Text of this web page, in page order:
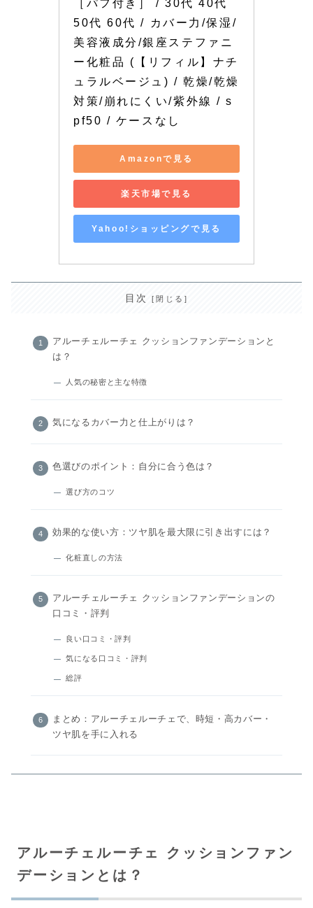
［パフ付き］ / 30代 40代
50代 60代 / カバー力/保湿/
美容液成分/銀座ステファニ
ー化粧品 (【リフィル】ナチ
ュラルベージュ) / 乾燥/乾燥
対策/崩れにくい/紫外線 / s
pf50 / ケースなし
Amazonで見る
楽天市場で見る
Yahoo!ショッピングで見る
目次
アルーチェルーチェ クッションファンデーションと
は？
人気の秘密と主な特徴
気になるカバー力と仕上がりは？
色選びのポイント：自分に合う色は？
選び方のコツ
効果的な使い方：ツヤ肌を最大限に引き出すには？
化粧直しの方法
アルーチェルーチェ クッションファンデーションの
口コミ・評判
良い口コミ・評判
気になる口コミ・評判
総評
まとめ：アルーチェルーチェで、時短・高カバー・
ツヤ肌を手に入れる
アルーチェルーチェ クッションファン
デーションとは？